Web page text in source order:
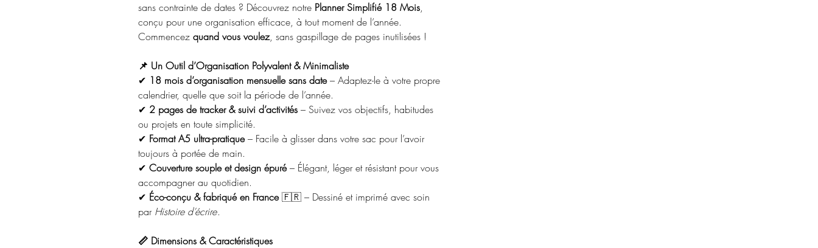
sans contrainte de dates ? Découvrez notre Planner Simplifié 18 Mois,
conçu pour une organisation efficace, à tout moment de l’année.
Commencez quand vous voulez, sans gaspillage de pages inutilisées !
📌 Un Outil d’Organisation Polyvalent & Minimaliste
✔ 18 mois d’organisation mensuelle sans date– Adaptez-le à votre propre
calendrier, quelle que soit la période de l’année.
✔ 2 pages de tracker & suivi d’activités – Suivez vos objectifs, habitudes
ou projets en toute simplicité.
✔ Format A5 ultra-pratique– Facile à glisser dans votre sac pour l’avoir
toujours à portée de main.
✔ Couverture souple et design épuré– Élégant, léger et résistant pour vous
accompagner au quotidien.
✔ Éco-conçu & fabriqué en France🇫🇷 – Dessiné et imprimé avec soin
par Histoire d’écrire.
📏 Dimensions & Caractéristiques